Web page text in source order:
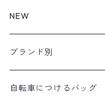
NEW
ブランド別
aldr works
自転車につけるバッグ